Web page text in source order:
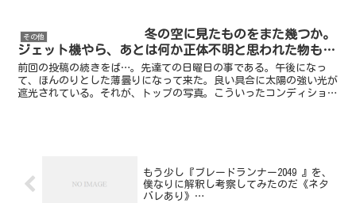
その他
冬の空に見たものをまた幾つか。
ジェット機やら、あとは何か正体不明と思われた物も…
前回の投稿の続きをば…。先達ての日曜日の事である。午後になっ
て、ほんのりとした薄曇りになって来た。良い具合に太陽の強い光が
遮光されている。それが、トップの写真。こういったコンディション
もう少し『ブレードランナー2049 』を、
僕なりに解釈し考察してみたのだ《ネタ
バレあり》…